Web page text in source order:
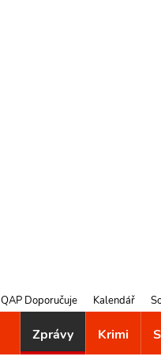
QAP Doporučuje Kalendář
Zprávy Krimi